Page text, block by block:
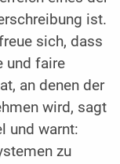
ist.
sich, dass
und faire
an denen der
wird, sagt
und warnt:
zu